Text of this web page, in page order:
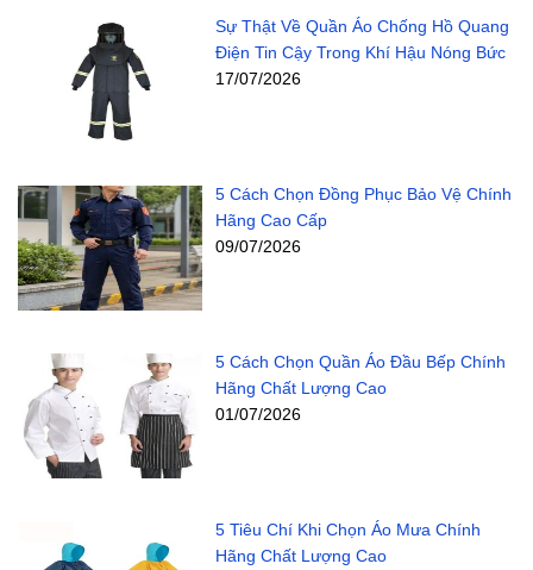
Sự Thật Về Quần Áo Chống Hồ Quang
Điện Tin Cậy Trong Khí Hậu Nóng Bức
17/07/2026
5 Cách Chọn Đồng Phục Bảo Vệ Chính
Hãng Cao Cấp
09/07/2026
5 Cách Chọn Quần Áo Đầu Bếp Chính
Hãng Chất Lượng Cao
01/07/2026
5 Tiêu Chí Khi Chọn Áo Mưa Chính
Hãng Chất Lượng Cao